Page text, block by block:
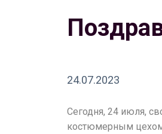
24.07.2023
Сегодня, 24 июля,
костюмерным цехом